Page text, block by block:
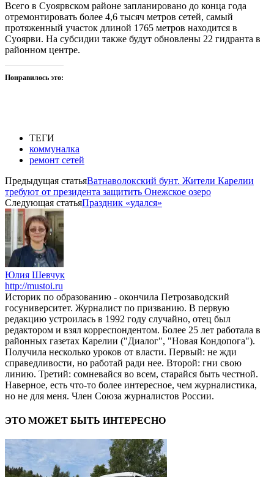
Всего в Суоярвском районе запланировано до конца года
отремонтировать более 4,6 тысяч метров сетей, самый
протяженный участок длиной 1765 метров находится в
Суоярви. На субсидии также будут обновлены 22 гидранта в
районном центре.
Понравилось это:
ТЕГИ
коммуналка
ремонт сетей
Предыдущая статьяВатнаволокский бунт. Жители Карелии
требуют от президента защитить Онежское озеро
Следующая статьяПраздник «удался»
Юлия Шевчук
http://mustoi.ru
Историк по образованию - окончила Петрозаводский
госуниверситет. Журналист по призванию. В первую
редакцию устроилась в 1992 году случайно, отец был
редактором и взял корреспондентом. Более 25 лет работала в
районных газетах Карелии ("Диалог", "Новая Кондопога").
Получила несколько уроков от власти. Первый: не жди
справедливости, но работай ради нее. Второй: гни свою
линию. Третий: сомневайся во всем, старайся быть честной.
Наверное, есть что-то более интересное, чем журналистика,
но не для меня. Член Союза журналистов России.
ЭТО МОЖЕТ БЫТЬ ИНТЕРЕСНО